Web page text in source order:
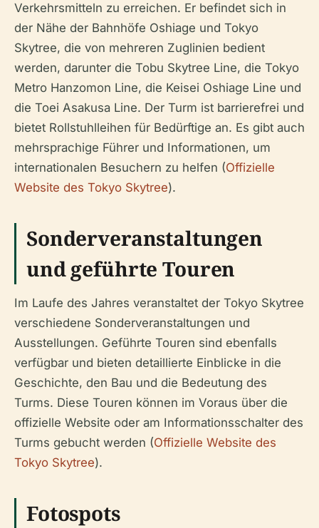
Verkehrsmitteln zu erreichen. Er befindet sich in
der Nähe der Bahnhöfe Oshiage und Tokyo
Skytree, die von mehreren Zuglinien bedient
werden, darunter die Tobu Skytree Line, die Tokyo
Metro Hanzomon Line, die Keisei Oshiage Line und
die Toei Asakusa Line. Der Turm ist barrierefrei und
bietet Rollstuhlleihen für Bedürftige an. Es gibt auch
mehrsprachige Führer und Informationen, um
internationalen Besuchern zu helfen (Offizielle
Website des Tokyo Skytree).
Sonderveranstaltungen
und geführte Touren
Im Laufe des Jahres veranstaltet der Tokyo Skytree
verschiedene Sonderveranstaltungen und
Ausstellungen. Geführte Touren sind ebenfalls
verfügbar und bieten detaillierte Einblicke in die
Geschichte, den Bau und die Bedeutung des
Turms. Diese Touren können im Voraus über die
offizielle Website oder am Informationsschalter des
Turms gebucht werden (Offizielle Website des
Tokyo Skytree).
Fotospots